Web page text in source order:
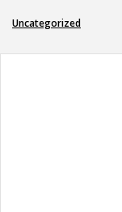
Uncategorized